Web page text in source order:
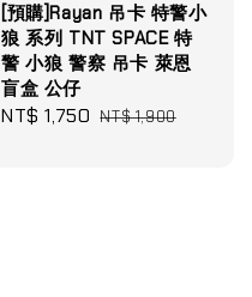
[預購]Rayan 吊卡 特警小
狼 系列 TNT SPACE 特
警 小狼 警察 吊卡 萊恩
盲盒 公仔
Sale
NT$ 1,750 Regular
NT$ 1,900